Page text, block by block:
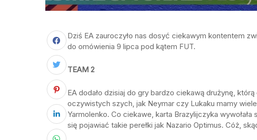
Dziś EA zauroczyło nas dosyć ciekawym kontentem
do omówienia 9 lipca pod kątem FUT.
TEAM 2
EA dodało dzisiaj do gry bardzo ciekawą drużynę,
oczywistych szych, jak Neymar czy Lukaku mamy
Yarmolenko. Co ciekawe, karta Brazylijczyka
się pojawiać takie perełki jak Nazario Optimus. Cóż,